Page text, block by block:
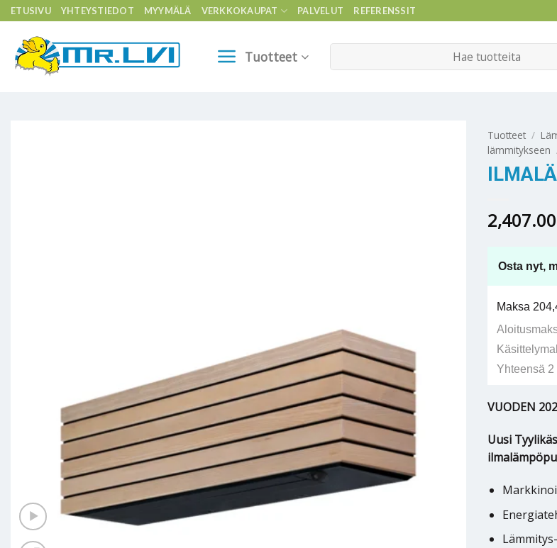
Skip
to
content
ETUSIVU YHTEYSTIEDOT MYYMÄLÄ VERKKOKAUPAT PALVELUT REFERENSSIT
Tuotteet
Tuotteet /
lämmitykseen
2,407.00
Osta nyt,
Maksa
Yhteensä 2
VUODEN
Uusi